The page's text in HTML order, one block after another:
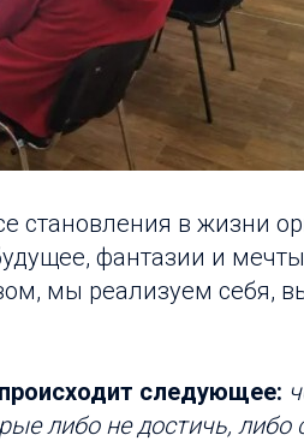
становления в жизни
фантазии и
мы реализуем себя,
следующее:
либо не достичь, либо